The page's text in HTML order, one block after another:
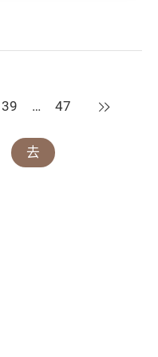
39 … 47 下一页
去